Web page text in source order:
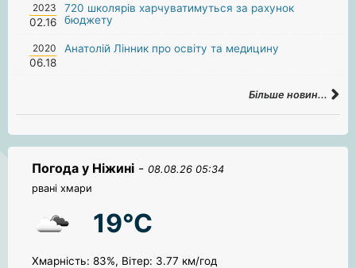
2023
02.16
720 школярів харчуватимуться за рахунок
бюджету
2020
06.18
Анатолій Лінник про освіту та медицину
Більше новин...
Погода у Ніжині - 08.08.26 05:34
рвані хмари
19°C
Хмарність: 83%, Вітер: 3.77 км/год